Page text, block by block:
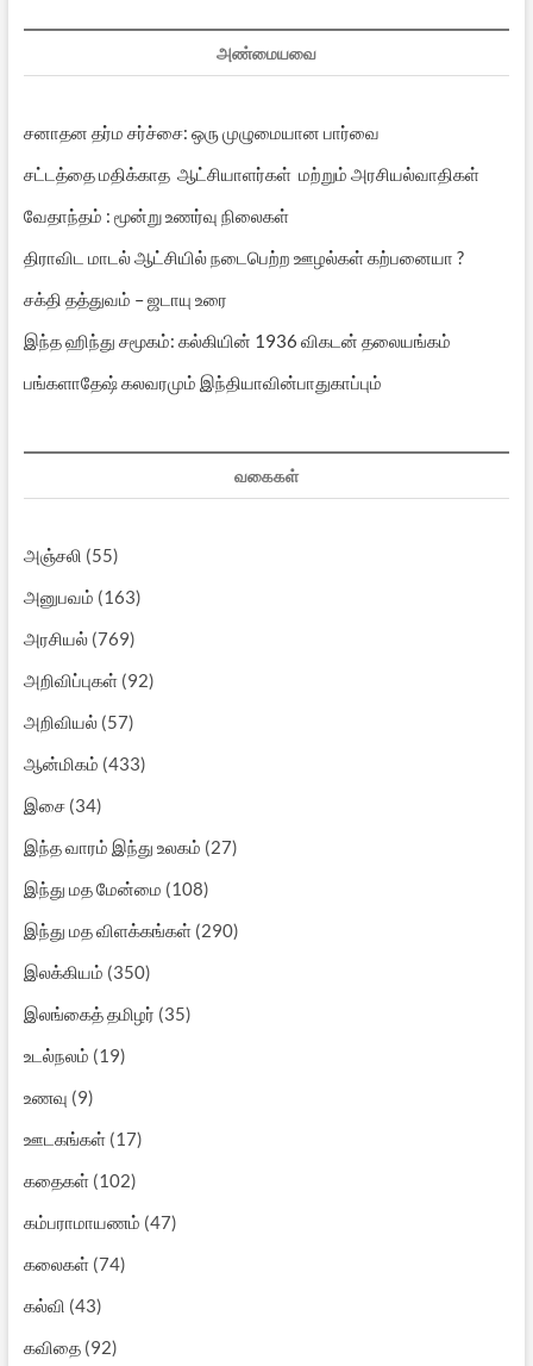
அண்மையவை
சனாதன தர்ம சர்ச்சை: ஒரு முழுமையான பார்வை
சட்டத்தை மதிக்காத ஆட்சியாளர்கள் மற்றும் அரசியல்வாதிகள்
வேதாந்தம் : மூன்று உணர்வு நிலைகள்
திராவிட மாடல் ஆட்சியில் நடைபெற்ற ஊழல்கள் கற்பனையா ?
சக்தி தத்துவம் – ஜடாயு உரை
இந்த ஹிந்து சமூகம்: கல்கியின் 1936 விகடன் தலையங்கம்
பங்களாதேஷ் கலவரமும் இந்தியாவின்பாதுகாப்பும்
வகைகள்
அஞ்சலி (55)
அனுபவம் (163)
அரசியல்(769)
அறிவிப்புகள்(92)
அறிவியல்(57)
ஆன்மிகம் (433)
இசை(34)
இந்த வாரம் இந்து உலகம் (27)
இந்து மத மேன்மை (108)
இந்து மத விளக்கங்கள்(290)
இலக்கியம் (350)
இலங்கைத் தமிழர் (35)
உடல்நலம் (19)
உணவு (9)
ஊடகங்கள்(17)
கதைகள்(102)
கம்பராமாயணம் (47)
கலைகள்(74)
கல்வி (43)
கவிதை(92)